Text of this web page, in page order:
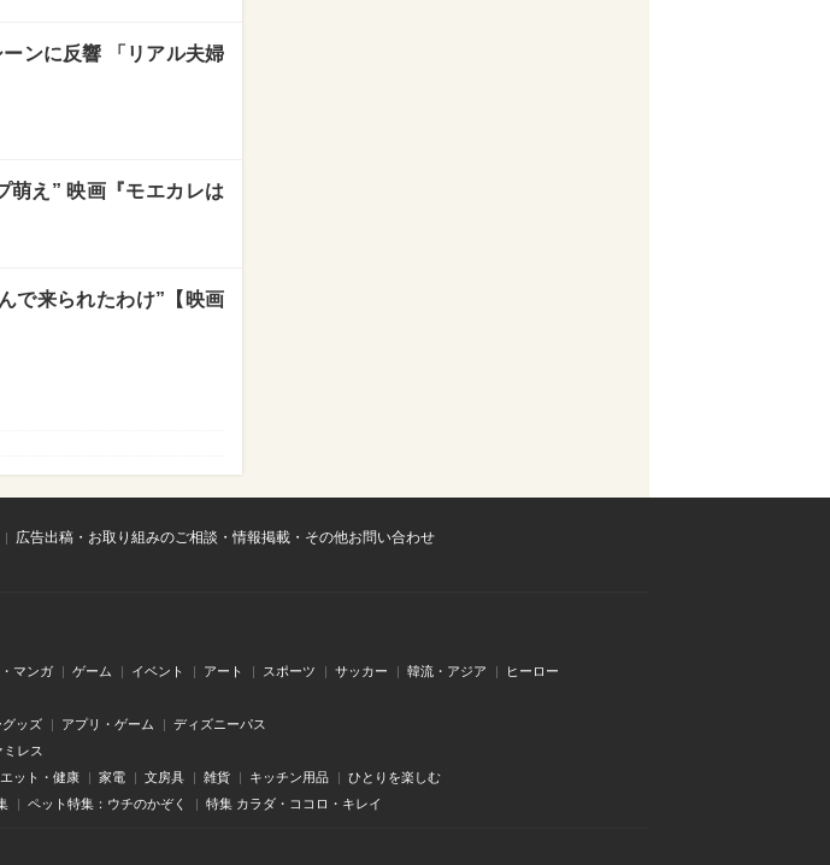
ンに反響 「リアル夫婦
萌え” 映画『モエカレは
で来られたわけ”【映画
広告出稿・お取り組みのご相談・情報掲載・その他お問い合わせ
マンガ ゲーム イベント アート スポーツ サッカー 韓流・アジア ヒーロー
ッズ アプリ・ゲーム ディズニーパス
ミレス
ット・健康 家電 文房具 雑貨 キッチン用品 ひとりを楽しむ
ペット特集：ウチのかぞく 特集 カラダ・ココロ・キレイ